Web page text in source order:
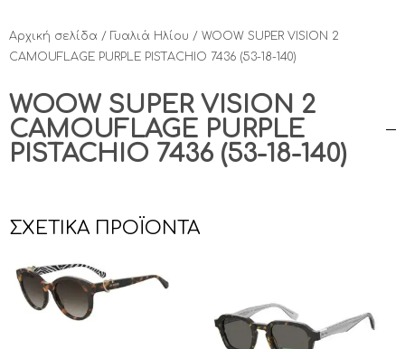
Αρχική σελίδα / Γυαλιά Ηλίου / WOOW SUPER VISION 2
CAMOUFLAGE PURPLE PISTACHIO 7436 (53-18-140)
WOOW SUPER VISION 2
CAMOUFLAGE PURPLE
PISTACHIO 7436 (53-18-140)
ΣΧΕΤΙΚΆ ΠΡΟΪΌΝΤΑ